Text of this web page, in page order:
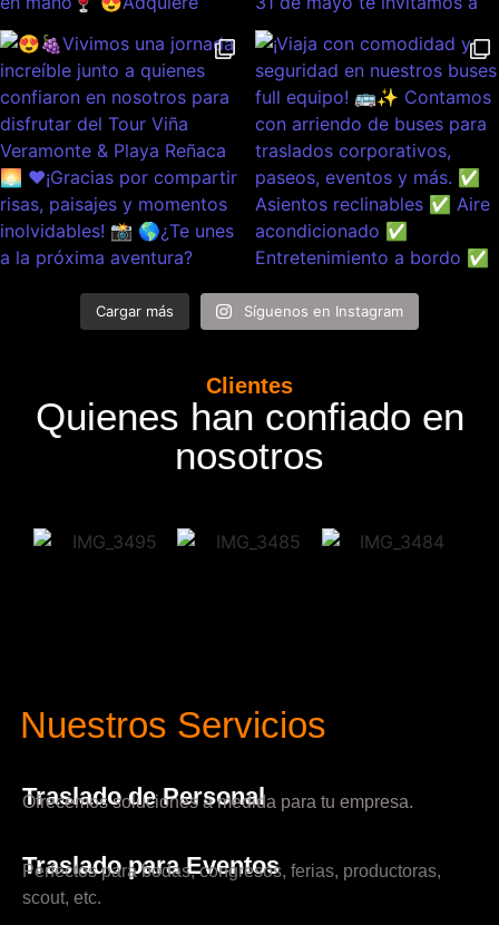
Cargar más Síguenos en Instagram
Clientes
Quienes han confiado en
nosotros
Nuestros Servicios
Traslado de Personal
Ofrecemos soluciones a medida para tu empresa.
Traslado para Eventos
Perfectos para bodas, congresos, ferias, productoras,
scout, etc.